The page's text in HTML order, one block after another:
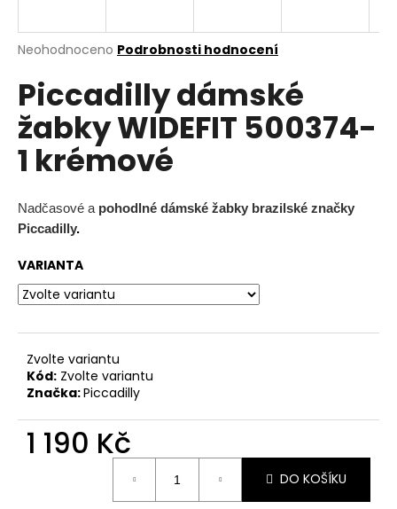
Průměrné
produktu
je
0,0
z
5
hvězdiček.
Neohodnoceno Podrobnosti hodnocení
Piccadilly dámské
žabky WIDEFIT 500374-
1 krémové
Nadčasové a pohodlné dámské žabky brazilské značky
Piccadilly.
VARIANTA
Zvolte variantu
Kód: Zvolte variantu
Značka:Piccadilly
1 190 Kč
DO KOŠÍKU
j
t
?
HLEDAT
D
o
o
u
č
u